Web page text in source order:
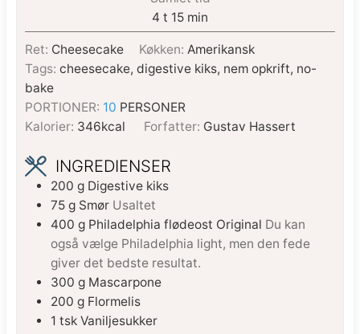
4 t 15 min
Ret: Cheesecake Køkken: Amerikansk
Tags:cheesecake, digestive kiks, nem opkrift, no-
bake
PORTIONER: 10 PERSONER
Kalorier: 346kcal Forfatter: Gustav Hassert
INGREDIENSER
200 g Digestive kiks
75 g Smør Usaltet
400 g Philadelphia flødeost Original Du kan
også vælge Philadelphia light, men den fede
giver det bedste resultat.
300 g Mascarpone
200 g Flormelis
1 tsk Vaniljesukker